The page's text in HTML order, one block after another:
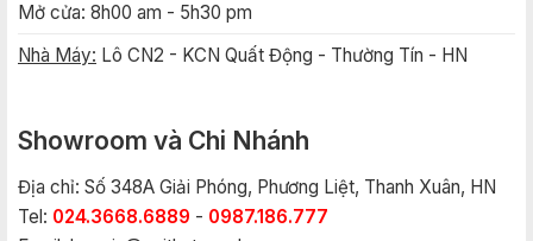
Mở cửa: 8h00 am - 5h30 pm
Nhà Máy: Lô CN2 - KCN Quất Động - Thường Tín - HN
Showroom và Chi Nhánh
Địa chỉ: Số 348A Giải Phóng, Phương Liệt, Thanh Xuân, HN
Tel: 024.3668.6889 - 0987.186.777